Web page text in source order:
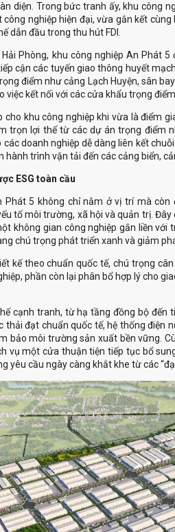
diện. Trong bức tranh ấy, khu công
nghiệp hiện đại, vừa gắn kết
dẫn đầu trong thu hút FDI.
cận các tuyến giao thông huyết
điểm như cảng Lạch Huyện, sân
trọn lợi thế từ các dự án trọng điểm
các doanh nghiệp dễ dàng liên kết
ESG toàn cầu
tố môi trường, xã hội và quản trị.
không gian công nghiệp gắn liền với
phần còn lại phân bổ hợp lý cho
thải đạt chuẩn quốc tế, hệ thống điện
bảo môi trường sản xuất bền vững.
vụ một cửa thuận tiện tiếp tục bổ